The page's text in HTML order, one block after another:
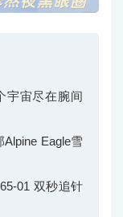
宇宙尽在腕间
Eagle雪
01 双秒追针